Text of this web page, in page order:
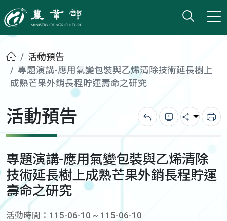
農業部
打開
小版
首頁活動預告
專題演講-應用氣變包裝與乙烯清除技術延長樹上
成熟芒果外銷長程貯運壽命之研究
活動預告 回上一頁錯誤回報
分享 列
專題演講-應用氣變包裝與乙烯清除
技術延長樹上成熟芒果外銷長程貯運
壽命之研究
活動時間：115-06-10 ~ 115-06-10